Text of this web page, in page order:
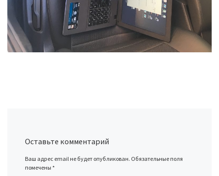
Оставьте комментарий
Ваш адрес email не будет опубликован. Обязательные поля
помечены*